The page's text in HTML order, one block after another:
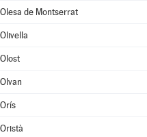
Olesa de Montserrat
Olivella
Olost
Olvan
Orís
Oristà